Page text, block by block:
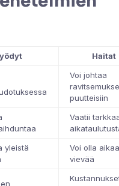
Haitat
Voi johtaa
puutteisiin
Vaatii
yleistä
Voi olla
vievää